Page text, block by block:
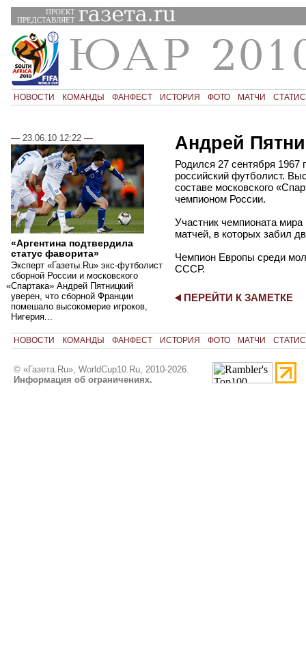
ПРОЕКТ
ПРЕДСТАВЛЯЕТ
НОВОСТИ КОМАНДЫ ФАНФЕСТ ИСТОРИЯ ФОТО МАТЧИ
Андрей
Родился 27 сентября 1967
российский футболист.
составе московского «
чемпионом России.
Участник чемпионата
матчей, в которых забил
Чемпион Европы среди
СССР.
ПЕРЕЙТИ К ЗАМЕТКЕ
— 23.06.10 12:22 —
«Аргентина подтвердила
статус фаворита»
Эксперт «Газеты.Ru» экс-футболист
сборной России и московского
«Спартака» Андрей Пятницкий
уверен, что сборной Франции
помешало высокомерие игроков,
Нигерия...
НОВОСТИ КОМАНДЫ ФАНФЕСТ ИСТОРИЯ ФОТО МАТЧИ
© «Газета.Ru», WorldCup10.Ru, 2010-2026.
Информация об ограничениях.